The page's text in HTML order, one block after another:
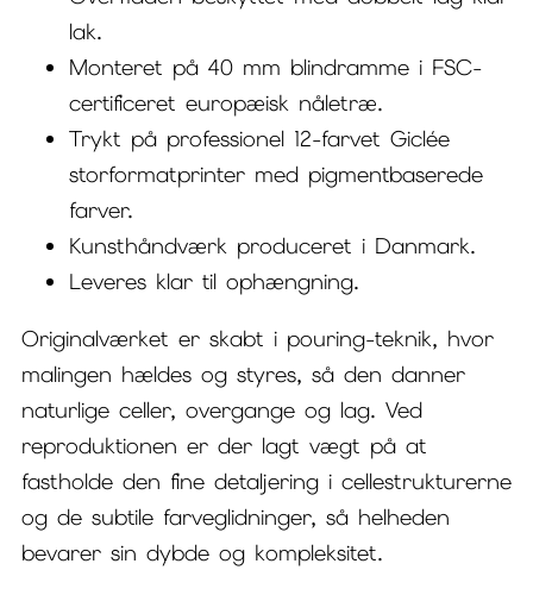
lak.
Monteret på 40 mm blindramme i FSC-
certificeret europæisk nåletræ.
Trykt på professionel 12-farvet Giclée
storformatprinter med pigmentbaserede
farver.
Kunsthåndværk produceret i Danmark.
Leveres klar til ophængning.
Originalværket er skabt i pouring-teknik, hvor
malingen hældes og styres, så den danner
naturlige celler, overgange og lag. Ved
reproduktionen er der lagt vægt på at
fastholde den fine detaljering i cellestrukturerne
og de subtile farveglidninger, så helheden
bevarer sin dybde og kompleksitet.